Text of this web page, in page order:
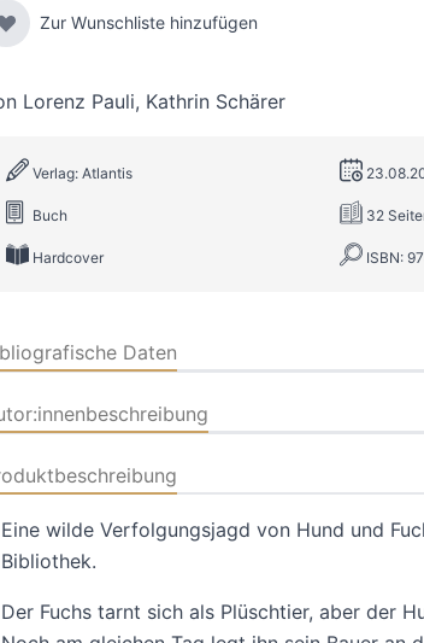
Zur Wunschliste hinzufügen
Lorenz Pauli, Kathrin Schärer
Verlag: Atlantis
Buch 32
Hardcover ISBN:
Daten
Eine wilde Verfolgungsjagd von Hund und
Bibliothek.
Der Fuchs tarnt sich als Plüschtier, aber der